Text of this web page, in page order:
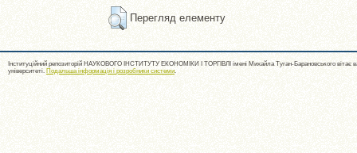
Перегляд елементу
Інституційний репозиторій НАУКОВОГО ІНСТИТУТУ ЕКОНОМІКИ І ТОРГІВЛІ імені Михайла Туган-Барановського вітає
університеті. Подальша інформація і розробники системи